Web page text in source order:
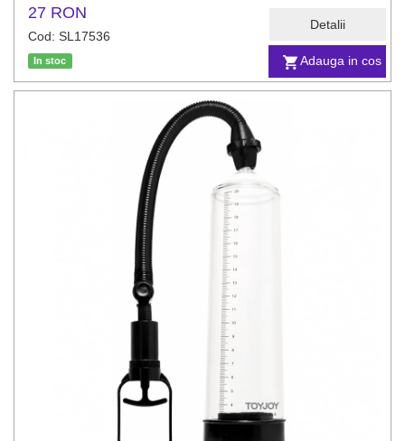
Adauga in cos
Detalii
27 RON
Cod: SL17536
In stoc